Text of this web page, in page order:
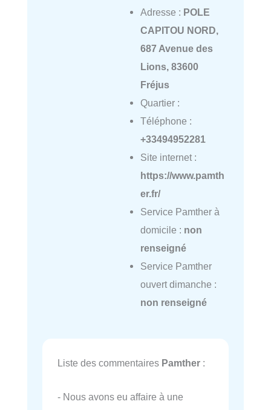
Adresse : POLE
CAPITOU NORD,
687 Avenue des
Lions, 83600
Fréjus
Quartier :
Téléphone :
+33494952281
Site internet :
https://www.pamth
er.fr/
Service Pamther à
domicile : non
renseigné
Service Pamther
ouvert dimanche :
non renseigné
Liste des commentaires Pamther :
- Nous avons eu affaire à une